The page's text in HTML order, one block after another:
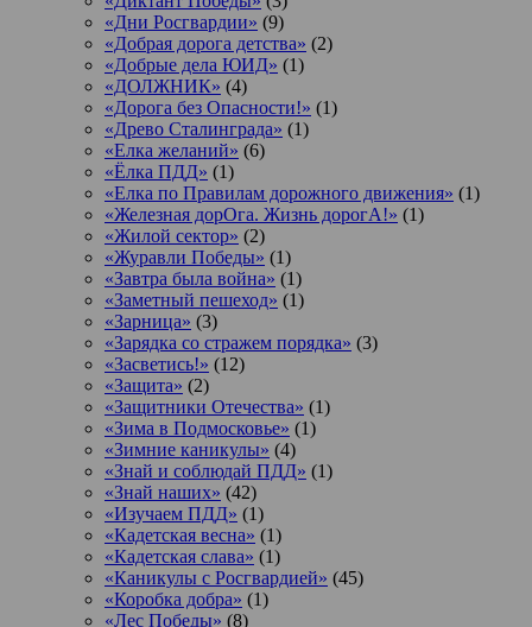
«Дни Росгвардии» (9)
«Добрая дорога детства» (2)
«Добрые дела ЮИД» (1)
«ДОЛЖНИК» (4)
«Дорога без Опасности!» (1)
«Древо Сталинграда» (1)
«Елка желаний» (6)
«Ёлка ПДД» (1)
«Елка по Правилам дорожного движения» (1)
«Железная дорОга. Жизнь дорогА!» (1)
«Жилой сектор» (2)
«Журавли Победы» (1)
«Завтра была война» (1)
«Заметный пешеход» (1)
«Зарница» (3)
«Зарядка со стражем порядка» (3)
«Засветись!» (12)
«Защита» (2)
«Защитники Отечества» (1)
«Зима в Подмосковье» (1)
«Зимние каникулы» (4)
«Знай и соблюдай ПДД» (1)
«Знай наших» (42)
«Изучаем ПДД» (1)
«Кадетская весна» (1)
«Кадетская слава» (1)
«Каникулы с Росгвардией» (45)
«Коробка добра» (1)
«Лес Победы» (8)